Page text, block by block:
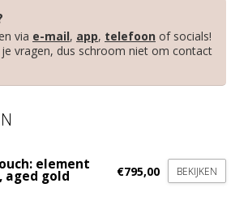
via e-mail, app, telefoon of socials!
vragen, dus schroom niet om contact
element
gold €795,00 BEKIJKEN